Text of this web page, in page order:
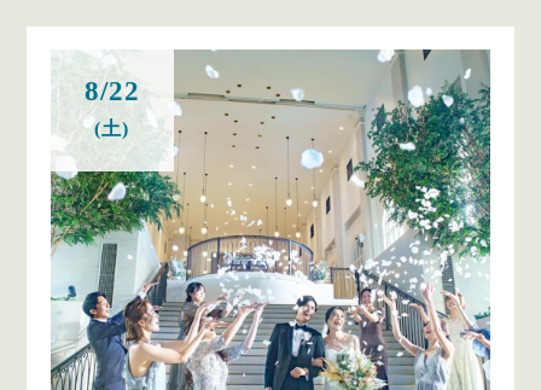
8/22
(土)